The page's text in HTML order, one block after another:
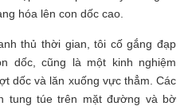
hóa lên con dốc cao.
thủ thời gian, tôi cố gắng đạp
dốc, cũng là một kinh nghiệm
dốc và lăn xuống vực thẳm. Các
tung túe trên mặt đường và bờ